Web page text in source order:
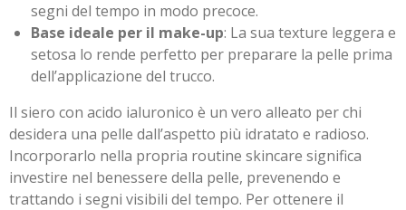
segni del tempo in modo precoce.
Base ideale per il make-up: La sua texture leggera e
setosa lo rende perfetto per preparare la pelle prima
dell’applicazione del trucco.
Il siero con acido ialuronico è un vero alleato per chi
desidera una pelle dall’aspetto più idratato e radioso.
Incorporarlo nella propria routine skincare significa
investire nel benessere della pelle, prevenendo e
trattando i segni visibili del tempo. Per ottenere il